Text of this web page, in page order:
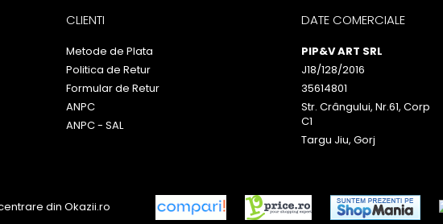
CLIENTI
Metode de Plata
Politica de Retur
Formular de Retur
ANPC
ANPC - SAL
DATE COMERCIALE
PIP&V ART SRL
J18/128/2016
35614801
Str. Crângului, Nr.61, Corp
C1
Targu Jiu, Gorj